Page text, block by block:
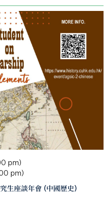
pm)
pm)
生座談年會 (中國歷史)